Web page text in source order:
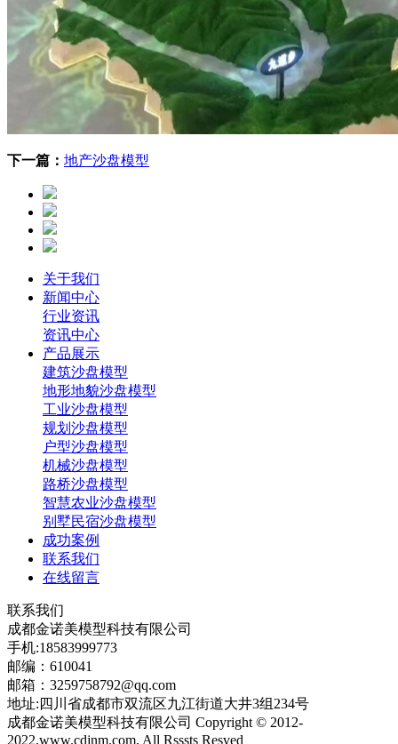
下一篇： 地产沙盘模型
关于我们
新闻中心
行业资讯
资讯中心
产品展示
建筑沙盘模型
地形地貌沙盘模型
工业沙盘模型
规划沙盘模型
户型沙盘模型
机械沙盘模型
路桥沙盘模型
智慧农业沙盘模型
别墅民宿沙盘模型
成功案例
联系我们
在线留言
联系我们
成都金诺美模型科技有限公司
手机:18583999773
邮编：610041
邮箱：3259758792@qq.com
地址:四川省成都市双流区九江街道大井3组234号
成都金诺美模型科技有限公司 Copyright © 2012-
2022,www.cdjnm.com, All Rsssts Resved